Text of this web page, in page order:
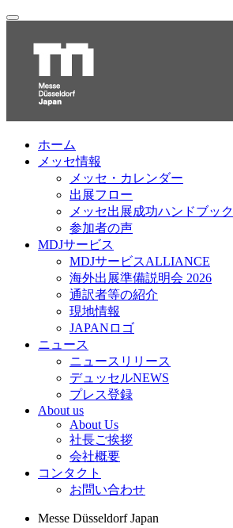
ホーム
メッセ情報
メッセ・カレンダー
出展フロー
メッセ出展成功ハンドブック
参加者の声
MDJサービス
MDJサービスALLIANCE
海外出展準備説明会 2026
通訳者等の紹介
現地情報
JAPANロゴ
ニュース
ニュースリリース
デュッセルNEWS
プレス登録
About us
About Us
社長ご挨拶
会社概要
コンタクト
お問い合わせ
Messe Düsseldorf Japan